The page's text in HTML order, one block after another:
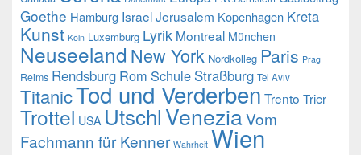
Goethe Hamburg IsraelJerusalem Kopenhagen Kreta
Kunst Köln Luxemburg Lyrik Montreal München
Neuseeland New York Nordkolleg Paris Prag
Reims Rendsburg Rom Schule Straßburg Tel Aviv
TitanicTod und Verderben Trento Trier
Trottel USA UtschlVeneziaVom
Fachmann für Kenner Wahrheit Wien